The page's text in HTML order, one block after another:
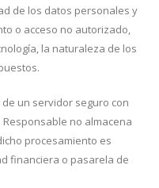
de los datos personales y
o acceso no autorizado,
la naturaleza de los
un servidor seguro con
Responsable no almacena
procesamiento es
financiera o pasarela de